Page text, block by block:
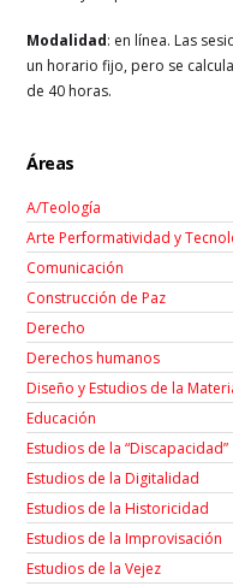
Modalidad: en línea. Las
un horario fijo, pero se
de 40 horas.
Áreas
A/Teología
Arte Performatividad y
Comunicación
Construcción de Paz
Derecho
Derechos humanos
Diseño y Estudios de la
Educación
Estudios de la “Discapacidad”
Estudios de la Digitalidad
Estudios de la Historicidad
Estudios de la Improvisación
Estudios de la Vejez